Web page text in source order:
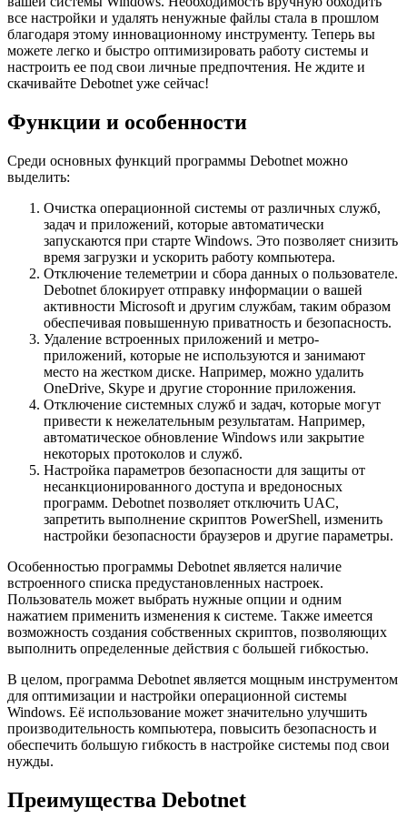
все настройки и удалять ненужные файлы стала в прошлом
благодаря этому инновационному инструменту. Теперь вы
можете легко и быстро оптимизировать работу системы и
настроить ее под свои личные предпочтения. Не ждите и
скачивайте Debotnet уже сейчас!
Функции и особенности
Среди основных функций программы Debotnet можно
выделить:
Очистка операционной системы от различных служб,
задач и приложений, которые автоматически
запускаются при старте Windows. Это позволяет снизить
время загрузки и ускорить работу компьютера.
Отключение телеметрии и сбора данных о пользователе.
Debotnet блокирует отправку информации о вашей
активности Microsoft и другим службам, таким образом
обеспечивая повышенную приватность и безопасность.
Удаление встроенных приложений и метро-
приложений, которые не используются и занимают
место на жестком диске. Например, можно удалить
OneDrive, Skype и другие сторонние приложения.
Отключение системных служб и задач, которые могут
привести к нежелательным результатам. Например,
автоматическое обновление Windows или закрытие
некоторых протоколов и служб.
Настройка параметров безопасности для защиты от
несанкционированного доступа и вредоносных
программ. Debotnet позволяет отключить UAC,
запретить выполнение скриптов PowerShell, изменить
настройки безопасности браузеров и другие параметры.
Особенностью программы Debotnet является наличие
встроенного списка предустановленных настроек.
Пользователь может выбрать нужные опции и одним
нажатием применить изменения к системе. Также имеется
возможность создания собственных скриптов, позволяющих
выполнить определенные действия с большей гибкостью.
В целом, программа Debotnet является мощным инструментом
для оптимизации и настройки операционной системы
Windows. Её использование может значительно улучшить
производительность компьютера, повысить безопасность и
обеспечить большую гибкость в настройке системы под свои
нужды.
Преимущества Debotnet